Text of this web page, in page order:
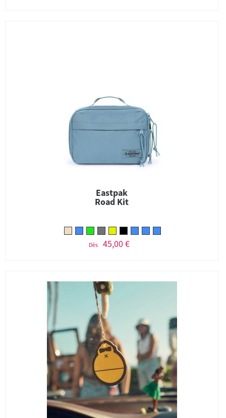
Eastpak
Road Kit
Dès 45,00 €